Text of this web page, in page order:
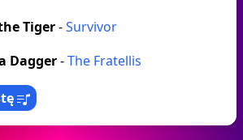
Tiger-Survivor
Dagger-The Fratellis